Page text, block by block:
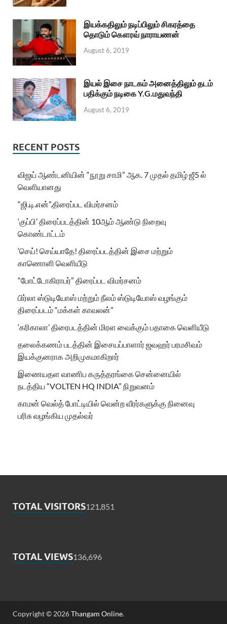
இயக்கதிலும் நடிப்பிலும் சிகரத்தை
தொடும் கௌரவ் நாராயணன்
August 6, 2019
இயல் இசை நாடகம் அனைத்திலும் தடம்
பதிக்கும் நடிகை Y.G.மதுவந்தி
August 6, 2019
RECENT POSTS
விஜய் ஆண்டனியின் “நூறு சாமி” ஆக. 7 முதல் தமிழ் ஜீ5 ல்
வெளியானது
“ஜி.டி.என்”.திரைப்பட விமர்சனம்
‘குப்பி’ திரைப்படத்தின் 10ஆம் ஆண்டு நிறைவு
கொண்டாட்டம்
‘செய்! செய்யாதே! திரைப்படத்தின் இசை மற்றும்
காணொளி வெளியீடு
“போட்டோகிராபர்” திரைப்பட விமர்சனம்
பிர்லா ஸ்டுடியோஸ் மற்றும் நீலம் ஸ்டுடியோஸ் வழங்கும்
திரைப்படம் “மக்கள் காவலன்”
‘கரிகாலா’ திரைபடத்தின் மிரள வைக்கும் பதாகை வெளியீடு
தலைக்கணம் படத்தின் இசையப்பாளார் ஜவஹர் பரமசிவம்
இயக்குனராக அறிமுகமாகிறார்
இணையதள வாணிப கருத்தரங்கை சென்னையில்
நடத்திய “VOLTEN HQ INDIA” நிறுவனம்
காமன் வெல்த் போட்டியில் வென்ற வீரர்களுக்கு நினைவு
பரிசு வழங்கிய முதல்வர்
TOTAL VISITORS121,851
TOTAL VIEWS136,696
Copyright © 2026Thangam Online.